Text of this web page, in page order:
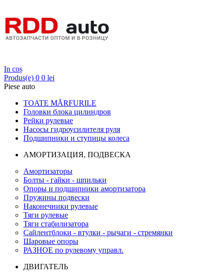
In coș
Produs(e) 0 0 lei
Piese auto
TOATE MĂRFURILE
Головки блока цилиндров
Рейки рулевые
Насосы гидроусилителя руля
Подшипники и ступицы колеса
АМОРТИЗАЦИЯ, ПОДВЕСКА
Амортизаторы
Болты - гайки - шпильки
Опоры и подшипники амортизатора
Пружины подвески
Наконечники рулевые
Тяги рулевые
Тяги стабилизатора
Сайлентблоки - втулки - рычаги - стремянки
Шаровые опоры
РАЗНОЕ по рулевому управл.
ДВИГАТЕЛЬ